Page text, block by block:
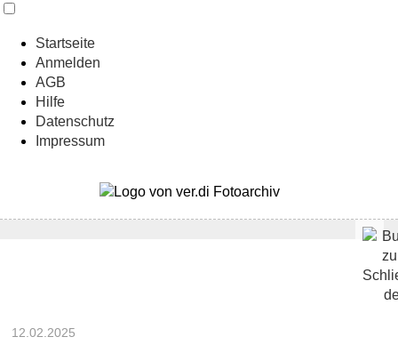
Startseite
Anmelden
AGB
Hilfe
Datenschutz
Impressum
12.02.2025